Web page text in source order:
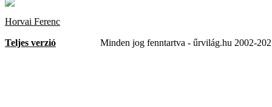
Horvai Ferenc
Teljes verzió Minden jog fenntartva - űrvilág.hu 2002-